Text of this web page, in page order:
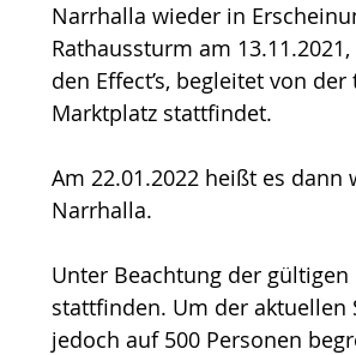
Narrhalla wieder in
Rathaussturm am
den Effect’s, begleitet von
Marktplatz stattfindet.
Am 22.01.2022 heißt es dann
Narrhalla.
Unter Beachtung der
stattfinden. Um der aktuellen
jedoch auf 500 Personen